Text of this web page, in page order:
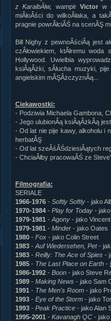
z KaraibĂłw,
wampirVictor w
miÂłoÂści do wilkoÂłaka, a
pragnie powrĂłciĂŚ na scenĂŞ
Bill Nighy z pewnoÂściÂą jest
czÂłowiekiem, ktĂłremu
Hollywood. Uwielbia
ksiÂąÂżki, sÂłucha muzyki,
angielskim mĂŞÂżczyznÂą...
Ciekawostki:
- Podziwia Michaela Gambona,
- Jego ulubionÂą ksiÂąÂżkÂą jest
- Od lat nie pije kawy, alkoholu i
herbatĂŞ
- Od lat szeÂśĂŚdziesiÂątych
- ChciaÂłby pracowaĂŚ ze
Filmografia:
SERIALE
1966-1976- Softly Softly - jako
1970-1984- Play for Today - jako
1979-1981 - Agony- jako
1979-1981 - Minder- jako Oates
1980- Fox- jako Colin Street
1983- Auf Wiedersehen, Pet-
1983- Reilly: The Ace of Spies-
1985- The Last Place on Earth-
1986-1992- Boon- jako Steve
1989- Making News- jako Sam
1991 - The Men's Room- jako
1993- Eye of the Storm- jako
1993- Peak Practice- jako Alan
1995-2001 - Kavanagh QC- jako